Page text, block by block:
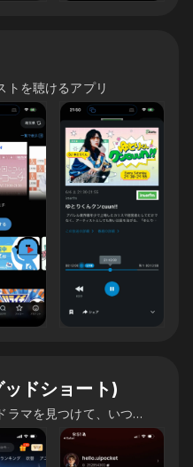
トを聴けるアプリ
ドショート)
ここで次のショートドラマを見つけて、いつでも楽しもう！